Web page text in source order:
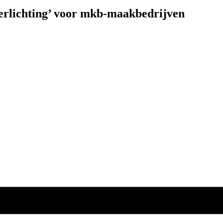
voor mkb-maakbedrijven